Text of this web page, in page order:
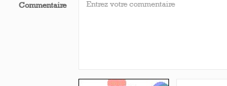
Commentaire